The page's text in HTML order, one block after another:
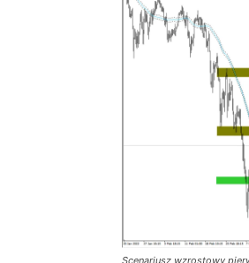
Scenariusz wzrostowy